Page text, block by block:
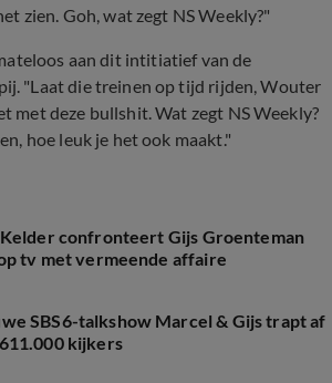
zien. Goh, wat zegt NS Weekly?"
aan dit intitiatief van de
"Laat die treinen op tijd rijden, Wouter
met deze bullshit. Wat zegt NS Weekly?
hoe leuk je het ook maakt."
confronteert Gijs Groenteman
tv met vermeende affaire
SBS6-talkshow Marcel & Gijs trapt af
kijkers